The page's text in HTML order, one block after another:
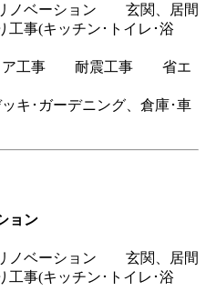
ノベーション 玄関、居間
事(キッチン･トイレ･浴
ア工事 耐震工事 省エ
キ･ガーデニング、倉庫･車
ョン
ノベーション 玄関、居間
事(キッチン･トイレ･浴